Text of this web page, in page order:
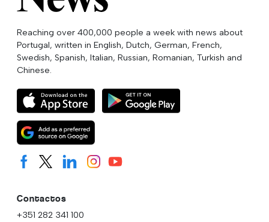
Reaching over 400,000 people a week with news about
Portugal, written in English, Dutch, German, French,
Swedish, Spanish, Italian, Russian, Romanian, Turkish and
Chinese.
Contactos
+351 282 341 100